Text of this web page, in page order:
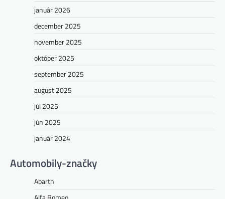
január 2026
december 2025
november 2025
október 2025
september 2025
august 2025
júl 2025
jún 2025
január 2024
Automobily-značky
Abarth